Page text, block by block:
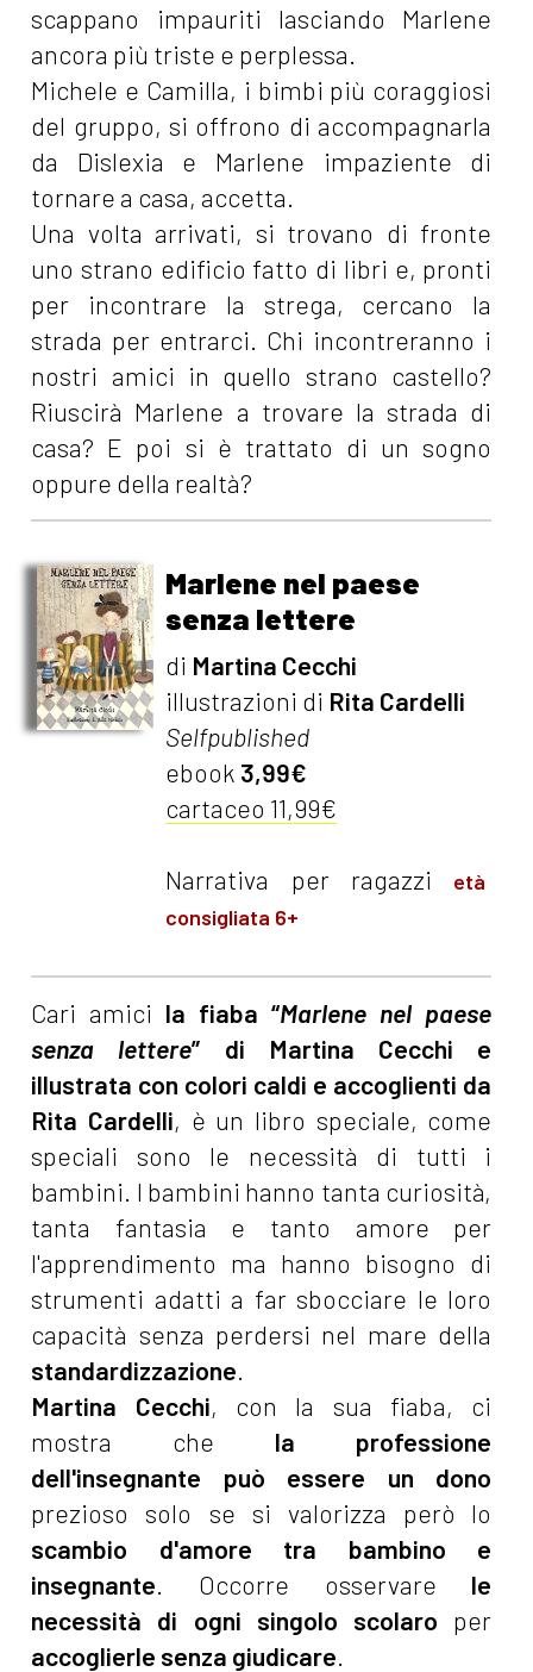
scappano impauriti lasciando Marlene
ancora più triste e perplessa.
Michele e Camilla, i bimbi più coraggiosi
del gruppo, si offrono di accompagnarla
da Dislexia e Marlene impaziente di
tornare a casa, accetta.
Una volta arrivati, si trovano di fronte
uno strano edificio fatto di libri e, pronti
per incontrare la strega, cercano la
strada per entrarci. Chi incontreranno i
nostri amici in quello strano castello?
Riuscirà Marlene a trovare la strada di
casa? E poi si è trattato di un sogno
oppure della realtà?
Marlene nel paese
senza lettere
di Martina Cecchi
illustrazioni di Rita Cardelli
Selfpublished
ebook 3,99€
cartaceo 11,99€
Narrativa per ragazzi
età
consigliata 6+
Cari amici la fiaba “Marlene nel paese
senza lettere” di Martina Cecchi e
illustrata con colori caldi e accoglienti da
Rita Cardelli, è un libro speciale, come
speciali sono le necessità di tutti i
bambini. I bambini hanno tanta curiosità,
tanta fantasia e tanto amore per
l'apprendimento ma hanno bisogno di
strumenti adatti a far sbocciare le loro
capacità senza perdersi nel mare della
standardizzazione
Martina Cecchi, con la sua fiaba, ci
mostra che la professione
dell'insegnante può essere un dono
prezioso solo se si valorizza però lo
scambio d'amore tra bambino e
insegnante . Occorre osservare le
necessità di ogni singolo scolaro per
accoglierle senza giudicare